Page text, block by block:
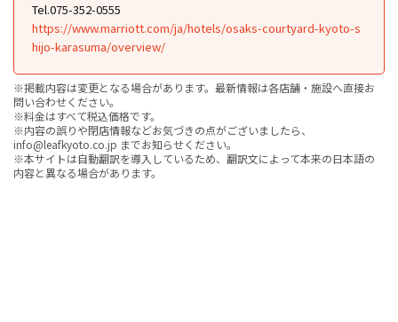
Tel.075-352-0555
https://www.marriott.com/ja/hotels/osaks-courtyard-kyoto-s
hijo-karasuma/overview/
※掲載内容は変更となる場合があります。最新情報は各店舗・施設へ直接お
問い合わせください。
※料金はすべて税込価格です。
※内容の誤りや閉店情報などお気づきの点がございましたら、
info@leafkyoto.co.jp までお知らせください。
※本サイトは自動翻訳を導入しているため、翻訳文によって本来の日本語の
内容と異なる場合があります。